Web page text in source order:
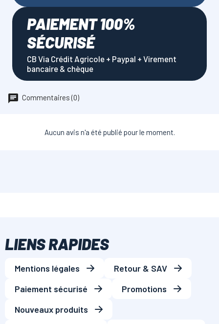
PAIEMENT 100%
SÉCURISÉ
CB Via Crédit Agricole + Paypal + Virement
bancaire & chèque
Commentaires (0)
Aucun avis n'a été publié pour le moment.
LIENS RAPIDES
Mentions légales
Retour & SAV
Paiement sécurisé
Promotions
Nouveaux produits